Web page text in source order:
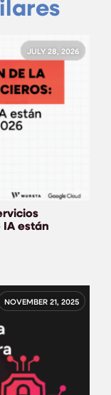
JULY 28, 2026
IA están
NOVEMBER 21, 2025